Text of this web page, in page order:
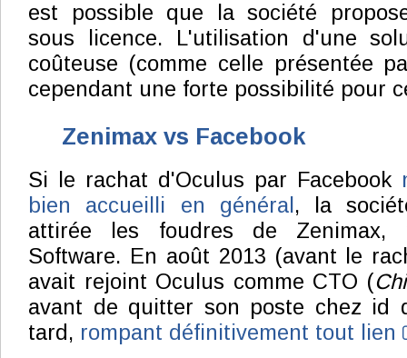
est possible que la société
sous licence. L'utilisation d'une
coûteuse (comme celle présentée
cependant une forte possibilité pour
Zenimax vs Facebook
Si le rachat d'Oculus par Facebook
bien accueilli en général , la
attirée les foudres de Zenimax,
Software. En août 2013 (avant le
avait rejoint Oculus comme CTO (
avant de quitter son poste chez id
tard, rompant définitivement tout lien